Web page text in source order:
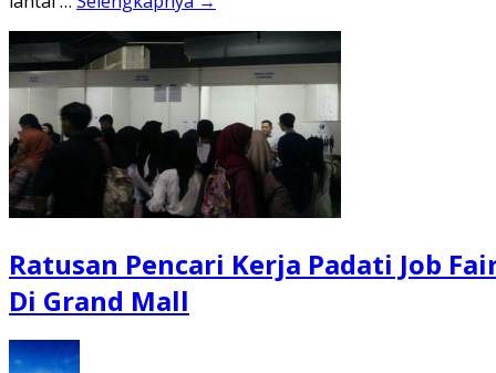
Ratusan Pencari Kerja Padati Job
Di Grand Mall